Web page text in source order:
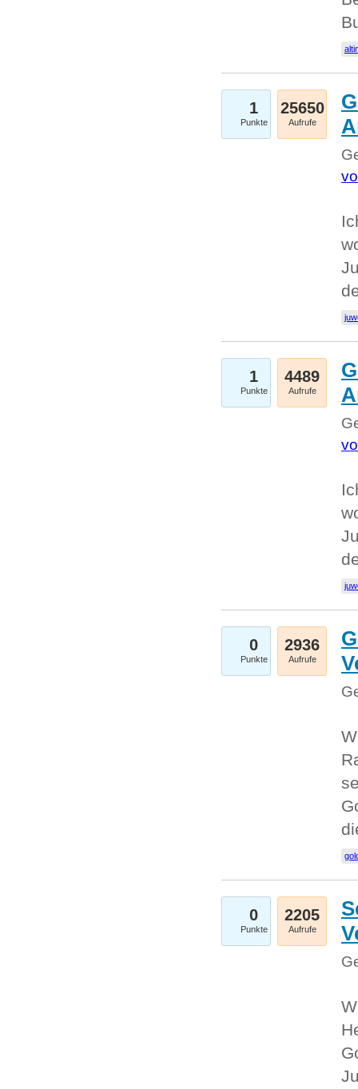
1
Punkte
25650
Aufrufe
1
Punkte
4489
Aufrufe
0
Punkte
2936
Aufrufe
0
Punkte
2205
Aufrufe